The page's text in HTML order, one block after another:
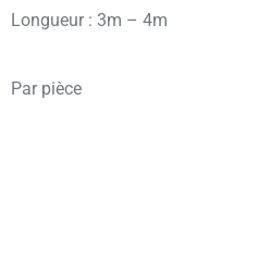
Longueur : 3m – 4m
Par pièce